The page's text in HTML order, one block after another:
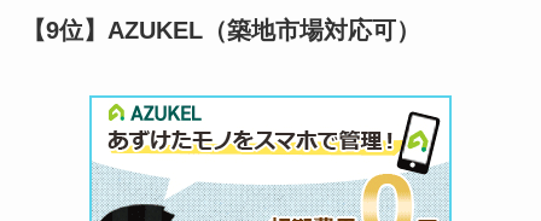
【9位】AZUKEL（築地市場対応可）